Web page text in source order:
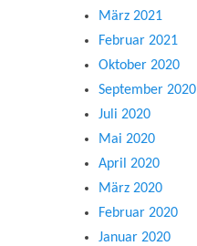
März 2021
Februar 2021
Oktober 2020
September 2020
Juli 2020
Mai 2020
April 2020
März 2020
Februar 2020
Januar 2020